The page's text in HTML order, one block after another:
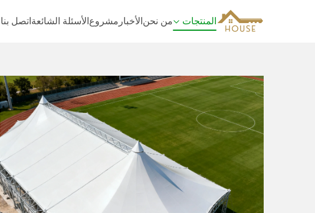
المنتجات من نحنالأخبار مشروعالأسئلة الشائعةاتصل بنا